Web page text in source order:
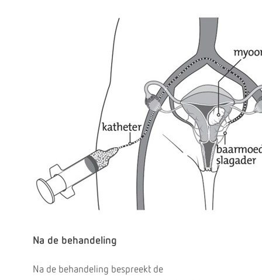
Na de behandeling
Na de behandeling bespreekt de